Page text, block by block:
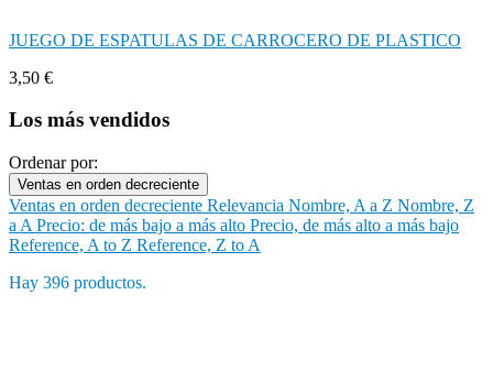
JUEGO DE ESPATULAS DE CARROCERO DE PLASTICO
3,50 €
Los más vendidos
Ordenar por:
Ventas en orden decreciente
Ventas en orden decreciente Relevancia Nombre, A a Z Nombre, Z
a A Precio: de más bajo a más alto Precio, de más alto a más bajo
Reference, A to Z Reference, Z to A
Hay 396 productos.